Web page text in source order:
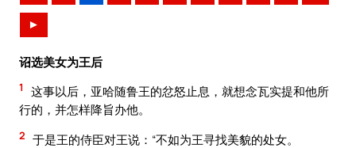
►
诏选美女为王后
1
这事以后，亚哈随鲁王的忿怒止息，就想念瓦实提和他所
行的，并怎样降旨办他。
2 于是王的侍臣对王说：“不如为王寻找美貌的处女。